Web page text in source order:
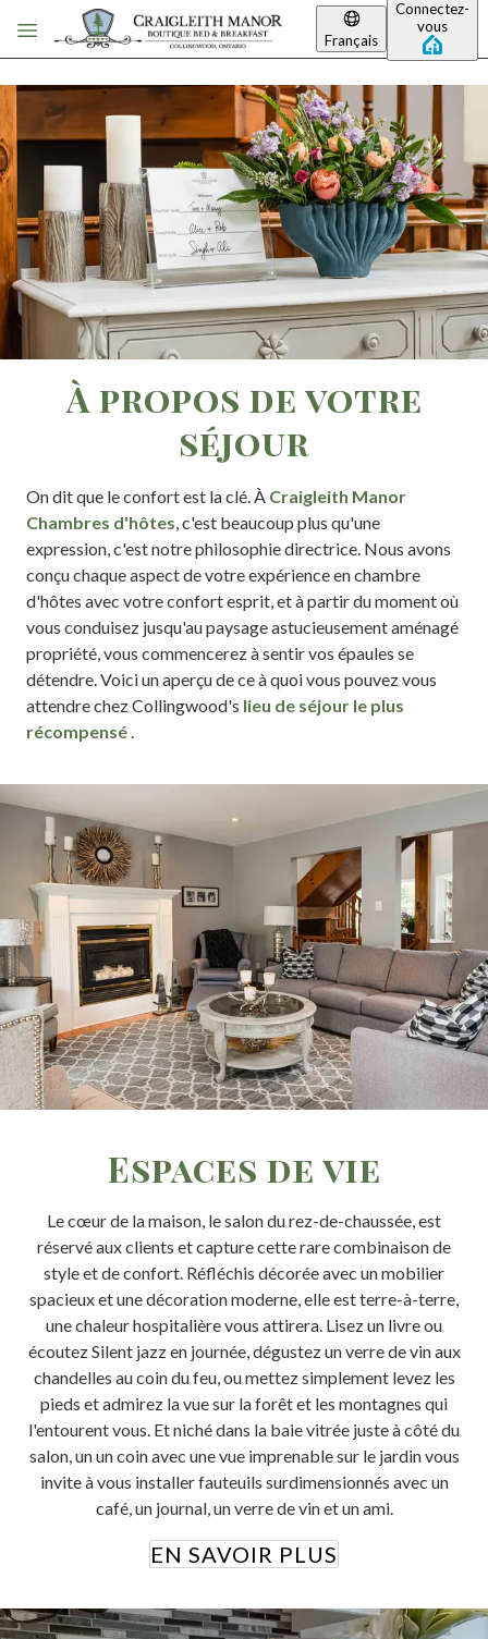
Passer au contenu principal
Français
Connectez-
vous
À propos de votre
séjour
On dit que le confort est la clé. À Craigleith Manor
Chambres d'hôtes, c'est beaucoup plus qu'une
expression, c'est notre philosophie directrice. Nous avons
conçu chaque aspect de votre expérience en chambre
d'hôtes avec votre confort esprit, et à partir du moment où
vous conduisez jusqu'au paysage astucieusement aménagé
propriété, vous commencerez à sentir vos épaules se
détendre. Voici un aperçu de ce à quoi vous pouvez vous
attendre chez Collingwood's lieu de séjour le plus
récompensé.
Espaces de vie
Le cœur de la maison, le salon du rez-de-chaussée, est
réservé aux clients et capture cette rare combinaison de
style et de confort. Réfléchis décorée avec un mobilier
spacieux et une décoration moderne, elle est terre-à-terre,
une chaleur hospitalière vous attirera. Lisez un livre ou
écoutez Silent jazz en journée, dégustez un verre de vin aux
chandelles au coin du feu, ou mettez simplement levez les
pieds et admirez la vue sur la forêt et les montagnes qui
l'entourent vous. Et niché dans la baie vitrée juste à côté du
salon, un un coin avec une vue imprenable sur le jardin vous
invite à vous installer fauteuils surdimensionnés avec un
café, un journal, un verre de vin et un ami.
EN SAVOIR PLUS